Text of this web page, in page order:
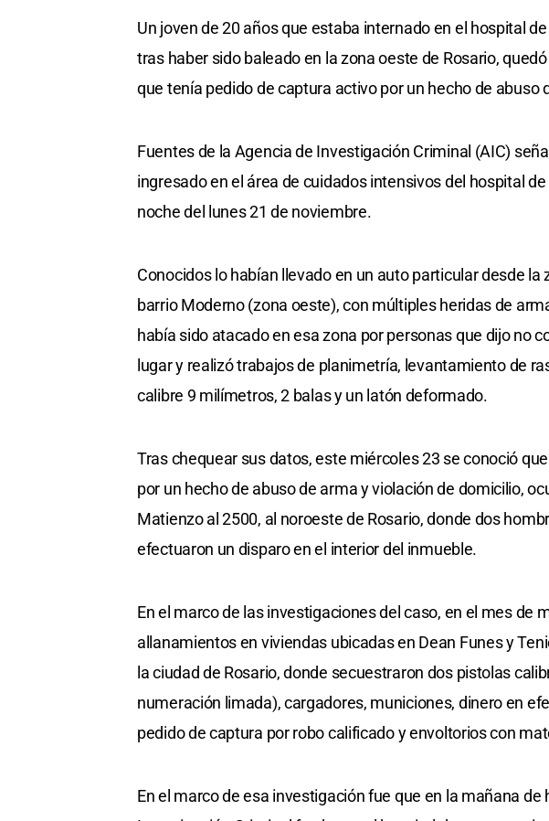
Un joven de 20 años que estaba internado en el hospital
tras haber sido baleado en la zona oeste de Rosario,
que tenía pedido de captura activo por un hecho de abuso
Fuentes de la Agencia de Investigación Criminal (AIC)
ingresado en el área de cuidados intensivos del hospital
noche del lunes 21 de noviembre.
Conocidos lo habían llevado en un auto particular desde la
barrio Moderno (zona oeste), con múltiples heridas de
había sido atacado en esa zona por personas que dijo no
lugar y realizó trabajos de planimetría, levantamiento de
calibre 9 milímetros, 2 balas y un latón deformado.
Tras chequear sus datos, este miércoles 23 se conoció
por un hecho de abuso de arma y violación de domicilio,
Matienzo al 2500, al noroeste de Rosario, donde dos
efectuaron un disparo en el interior del inmueble.
En el marco de las investigaciones del caso, en el mes de
allanamientos en viviendas ubicadas en Dean Funes y
la ciudad de Rosario, donde secuestraron dos pistolas
numeración limada), cargadores, municiones, dinero en
pedido de captura por robo calificado y envoltorios con
En el marco de esa investigación fue que en la mañana de